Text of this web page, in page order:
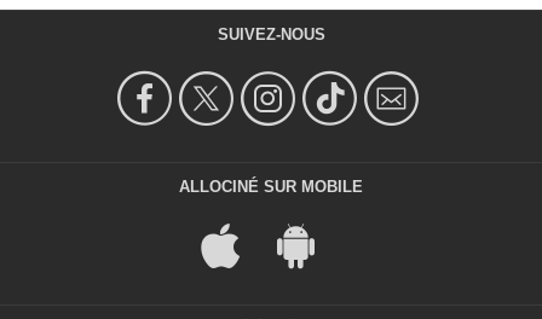
SUIVEZ-NOUS
ALLOCINÉ SUR MOBILE